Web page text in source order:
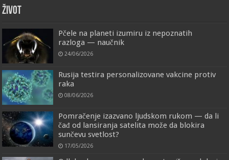
ŽIVOT
Pčele na planeti izumiru iz nepoznatih
razloga — naučnik
24/06/2026
Rusija testira personalizovane vakcine protiv
raka
08/06/2026
Pomračenje izazvano ljudskom rukom — da li
čađ od lansiranja satelita može da blokira
sunčevu svetlost?
17/05/2026